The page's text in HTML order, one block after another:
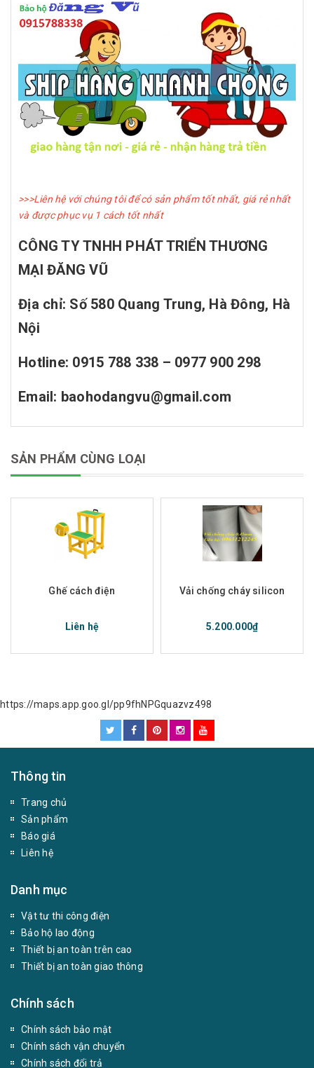
>>>Liên hệ với chúng tôi để có sản phẩm tốt nhất, giá rẻ nhất
và được phục vụ 1 cách tốt nhất
CÔNG TY TNHH PHÁT TRIỂN THƯƠNG
MẠI ĐĂNG VŨ
Địa chỉ: Số 580 Quang Trung, Hà Đông, Hà
Nội
Hotline: 0915 788 338 – 0977 900 298
Email: baohodangvu@gmail.com
SẢN PHẨM CÙNG LOẠI
Ghế cách điện
Liên hệ
Vải chống cháy silicon
5.200.000₫
https://maps.app.goo.gl/pp9fhNPGquazvz498
Thông tin
Trang chủ
Sản phẩm
Báo giá
Liên hệ
Danh mục
Vật tư thi công điện
Bảo hộ lao động
Thiết bị an toàn trên cao
Thiết bị an toàn giao thông
Chính sách
Chính sách bảo mật
Chính sách vận chuyển
Chính sách đổi trả